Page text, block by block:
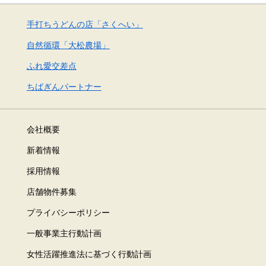
手打ちうどんの店「さくへい」
自然循環「大松農場」
ふれ愛交差点
ちばぎんパートナー
会社概要
新着情報
採用情報
店舗物件募集
プライバシーポリシー
一般事業主行動計画
女性活躍推進法に基づく行動計画